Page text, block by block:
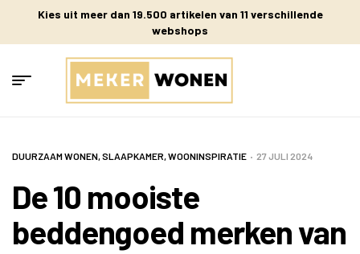
Kies uit meer dan 19.500 artikelen van 11 verschillende
webshops
DUURZAAM WONEN,SLAAPKAMER,WOONINSPIRATIE 27 JULI 2024
De 10 mooiste
beddengoed merken van